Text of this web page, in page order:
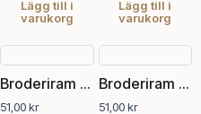
Lägg till i
varukorg
Lägg till i
varukorg
Broderiram 10 cm
51,00kr
Broderiram 15 cm
51,00kr